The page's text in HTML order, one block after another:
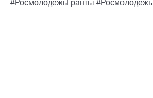
#РосмолодёжьГранты #Росмолодёжь